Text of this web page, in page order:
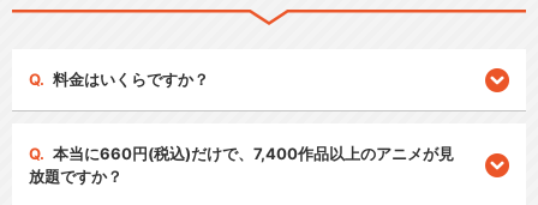
料金はいくらですか？
本当に660円(税込)だけで、7,400作品以上のアニメが見
放題ですか？